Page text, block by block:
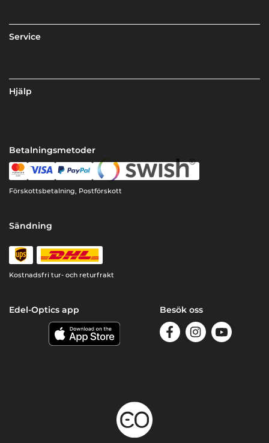
Service
Hjälp
Betalningsmetoder
Förskottsbetalning, Postförskott
Sändning
Kostnadsfri tur- och returfrakt
Edel-Optics app Besök oss